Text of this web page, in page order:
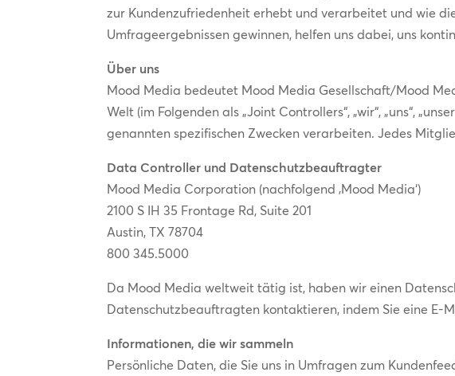
zur Kundenzufriedenheit erhebt und verarbeitet und wie
Umfrageergebnissen gewinnen, helfen uns dabei, uns
Über uns
Mood Media bedeutet Mood Media Gesellschaft/Mood
Welt (im Folgenden als „Joint Controllers“, „wir“, „uns“,
genannten spezifischen Zwecken verarbeiten. Jedes
Data Controller und Datenschutzbeauftragter
Mood Media Corporation (nachfolgend ‚Mood Media‘)
2100 S IH 35 Frontage Rd, Suite 201
Austin, TX 78704
800 345.5000
Da Mood Media weltweit tätig ist, haben wir einen
Datenschutzbeauftragten kontaktieren, indem Sie eine E-
Informationen, die wir sammeln
Persönliche Daten, die Sie uns in Umfragen zum